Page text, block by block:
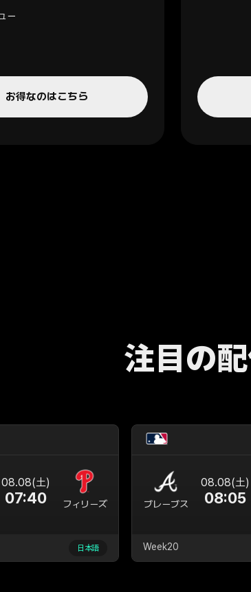
ー
お得なのはこちら
注目の
08.08(土)
07:40 フィリーズ
日本語
ブレーブス
08.08(土)
08:05
Week20